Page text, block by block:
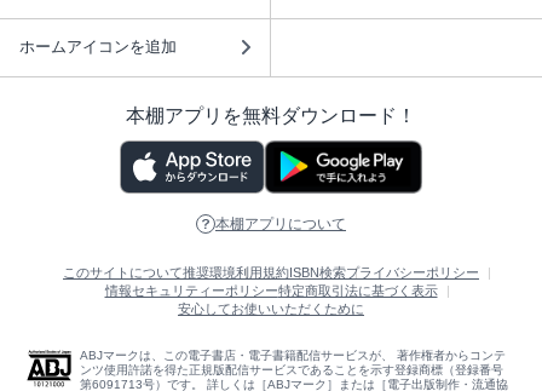
ホームアイコンを追加
本棚アプリを無料ダウンロード！
本棚アプリについて
このサイトについて推奨環境利用規約 ISBN検索プライバシーポリシー
情報セキュリティーポリシー特定商取引法に基づく表示
安心してお使いいただくために
ABJマークは、この電子書店・電子書籍配信サービスが、 著作権者からコンテ
ンツ使用許諾を得た正規版配信サービスであることを示す登録商標（登録番号
第6091713号）です。 詳しくは［ABJマーク］または［電子出版制作・流通協